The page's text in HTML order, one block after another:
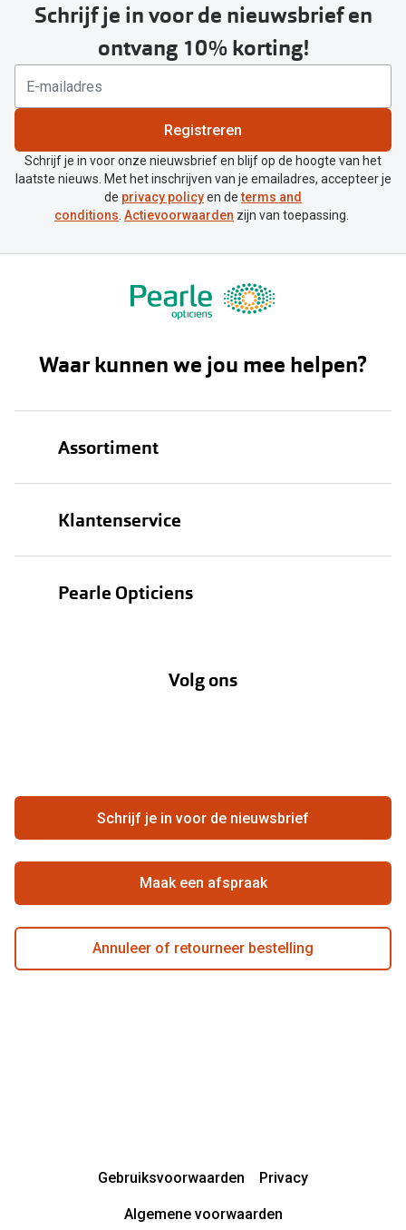
Schrijf je in voor de nieuwsbrief en
ontvang 10% korting!
Registreren
Schrijf je in voor onze nieuwsbrief en blijf op de hoogte van het
laatste nieuws. Met het inschrijven van je emailadres, accepteer je
de privacy policyen determs and
conditions. Actievoorwaarden zijn van toepassing.
Waar kunnen we jou mee helpen?
Assortiment
Klantenservice
Verzending
Hier de overeenkomst ontbinden
Zorgvergoeding
Pearle Opticiens
Ondernemen bij Pearle
Beste winkelketen
Actievoorwaarden
Volg ons
Schrijf je in voor de nieuwsbrief
Maak een afspraak
Annuleer of retourneer bestelling
Gebruiksvoorwaarden Privacy
Algemene voorwaarden